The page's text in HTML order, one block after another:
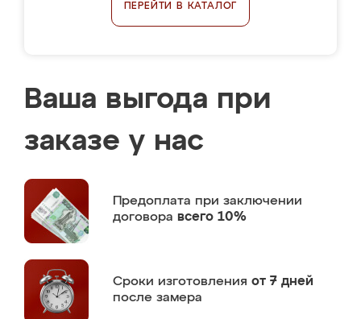
ПЕРЕЙТИ В КАТАЛОГ
Ваша выгода при
заказе у нас
Предоплата при заключении
договора всего 10%
Сроки изготовления от 7 дней
после замера